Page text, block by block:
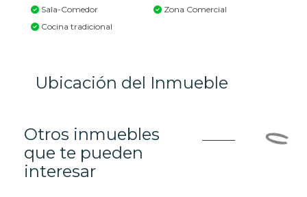
Sala-Comedor
Cocina tradicional
Zona Comercial
Ubicación del Inmueble
Otros inmuebles
que te pueden
interesar